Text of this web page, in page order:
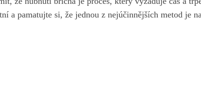
a pamatujte si, že jednou z nejúčinnějších metod je